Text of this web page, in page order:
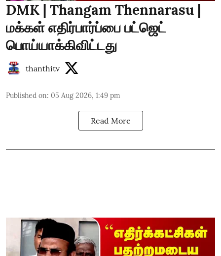
DMK | Thangam Thennarasu |
மக்கள் எதிர்பார்ப்பை பட்ஜெட்
பொய்யாக்கிவிட்டது
thanthitv
Published on: 05 Aug 2026, 1:49 pm
Read More